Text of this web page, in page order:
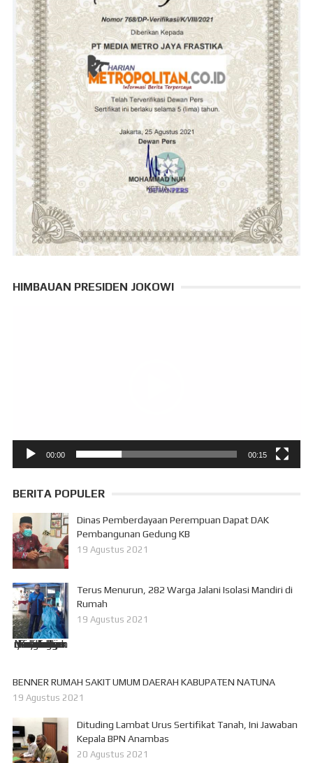
HIMBAUAN PRESIDEN JOKOWI
00:00 00:15
BERITA POPULER
Dinas Pemberdayaan Perempuan Dapat DAK
Pembangunan Gedung KB
19 Agustus 2021
Ket foto: Nasi kotak yang akan disalurkan ke warga yang sedang melakukan isolasi mandiri. Foto doc.
Terus Menurun, 282 Warga Jalani Isolasi Mandiri di
Rumah
19 Agustus 2021
BENNER RUMAH SAKIT UMUM DAERAH KABUPATEN NATUNA
19 Agustus 2021
Dituding Lambat Urus Sertifikat Tanah, Ini Jawaban
Kepala BPN Anambas
20 Agustus 2021